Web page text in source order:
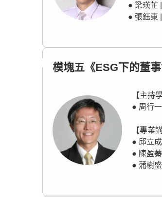
● 梁瑛芷
● 張鈺東
模塊五《ESG下的董事
【主持
● 周行
【專業
● 邱立
● 陳盈
● 蒲樹